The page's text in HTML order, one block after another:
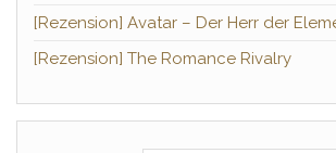
[Rezension] Avatar – Der Herr der
[Rezension] The Romance Rivalry